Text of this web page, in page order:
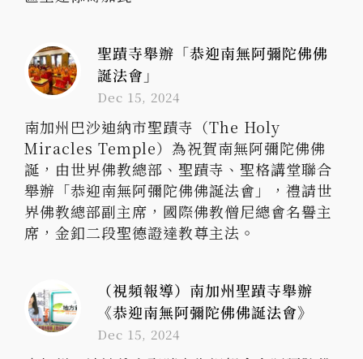
聖蹟寺舉辦「恭迎南無阿彌陀佛佛
誕法會」
Dec 15, 2024
南加州巴沙迪納市聖蹟寺（The Holy
Miracles Temple）為祝賀南無阿彌陀佛佛
誕，由世界佛教總部、聖蹟寺、聖格講堂聯合
舉辦「恭迎南無阿彌陀佛佛誕法會」，禮請世
界佛教總部副主席，國際佛教僧尼總會名譽主
席，金釦二段聖德證達教尊主法。
（視頻報導）南加州聖蹟寺舉辦
《恭迎南無阿彌陀佛佛誕法會》
Dec 15, 2024